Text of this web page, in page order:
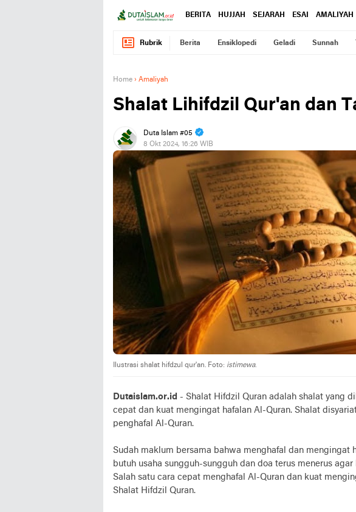
BERITA HUJJAH SEJARAH ESAI AMALIYAH
Rubrik Berita Ensiklopedi Geladi Sunnah
Home › Amaliyah
Shalat Lihifdzil Qur'an dan
Duta Islam #05
8 Okt 2024, 16:26 WIB
Ilustrasi shalat hifdzul qur'an. Foto: istimewa.
Dutaislam.or.id - Shalat Hifdzil Quran adalah shalat yang
cepat dan kuat mengingat hafalan Al-Quran. Shalat
penghafal Al-Quran.
Sudah maklum bersama bahwa menghafal dan mengingat
butuh usaha sungguh-sungguh dan doa terus menerus
Salah satu cara cepat menghafal Al-Quran dan kuat
Shalat Hifdzil Quran.